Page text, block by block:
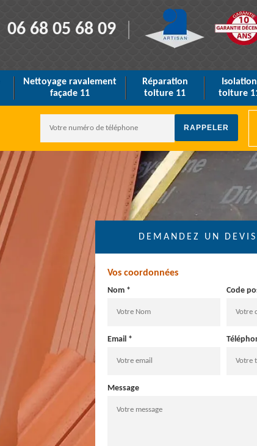
06 68 05 68 09
Nettoyage ravalement
façade 11
Réparation
toiture 11
Isolation
toiture
DEMANDEZ UN
Vos coordonnées
Nom * Code
Email *
Message